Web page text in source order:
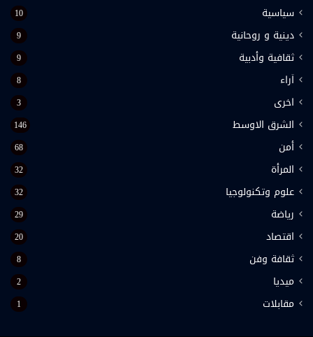
سياسية 10
دينية و روحانية 9
ثقافية وأدبية 9
اَراء 8
اخرى 3
الشرق الاوسط 146
أمن 68
المرأة 32
علوم وتكنولوجيا 32
رياضة 29
اقتصاد 20
ثقافة وفن 8
ميديا 2
مقابلات 1